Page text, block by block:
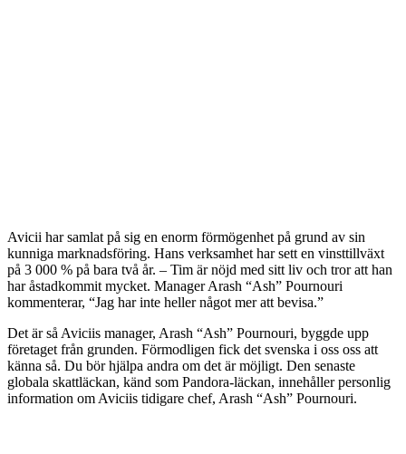
Avicii har samlat på sig en enorm förmögenhet på grund av sin
kunniga marknadsföring. Hans verksamhet har sett en vinsttillväxt
på 3 000 % på bara två år. – Tim är nöjd med sitt liv och tror att han
har åstadkommit mycket. Manager Arash “Ash” Pournouri
kommenterar, “Jag har inte heller något mer att bevisa.”
Det är så Aviciis manager, Arash “Ash” Pournouri, byggde upp
företaget från grunden. Förmodligen fick det svenska i oss oss att
känna så. Du bör hjälpa andra om det är möjligt. Den senaste
globala skattläckan, känd som Pandora-läckan, innehåller personlig
information om Aviciis tidigare chef, Arash “Ash” Pournouri.